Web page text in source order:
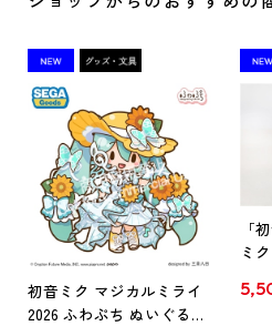
初音ミク マジカルミライ
2026 ふわぷち ぬいぐるみ
「
ミ